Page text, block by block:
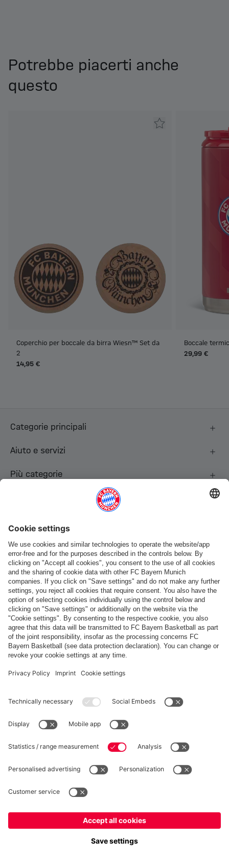
Potrebbe piacerti anche
questo
Coperchio per boccale da birra Wiesn™ Set da
2
14,95 €
Boccale
29,99 €
Categorie principali
Aiuto e servizi
Più categorie
Pagamento e consegna
FC Bayern Store App
RECESSO
Privacy
Impostazioni dei cookie
*Prezzi IVA inclusa e spese di spedizione escluse
© FC Bayern München AG
FC Bayern München AG, Säbener Str. 51-57, 81547 Monaco
Italianoper consegnare lì!
Globaleper consegnare lì!